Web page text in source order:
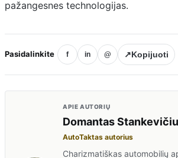
pažangesnes technologijas.
Pasidalinkite f in @ ↗Kopijuoti
APIE AUTORIŲ
Domantas
AutoTaktas autorius
Charizmatiškas automobilių